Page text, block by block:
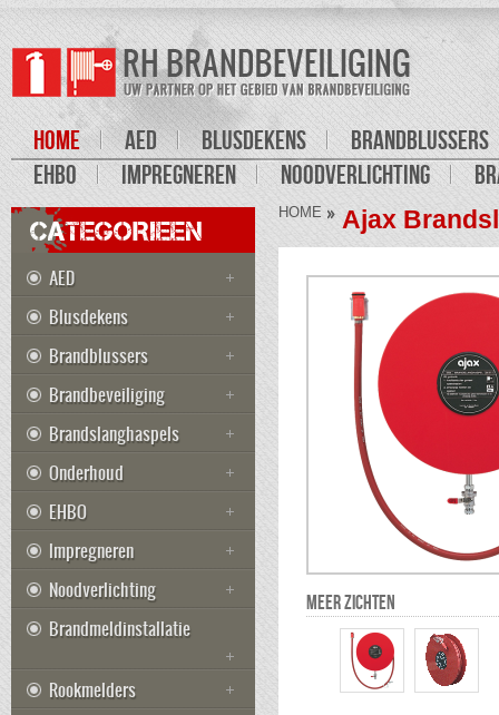
HOME AED BLUSDEKENS
BRANDBLUSSERS
EHBO
IMPREGNEREN NOODVERLICHTING
HOME Ajax
MEER ZICHTEN
CATEGORIEEN
AED
Blusdekens
Brandblussers
Brandbeveiliging
Brandslanghaspels
Onderhoud
EHBO
Impregneren
Noodverlichting
Brandmeldinstallatie
Rookmelders